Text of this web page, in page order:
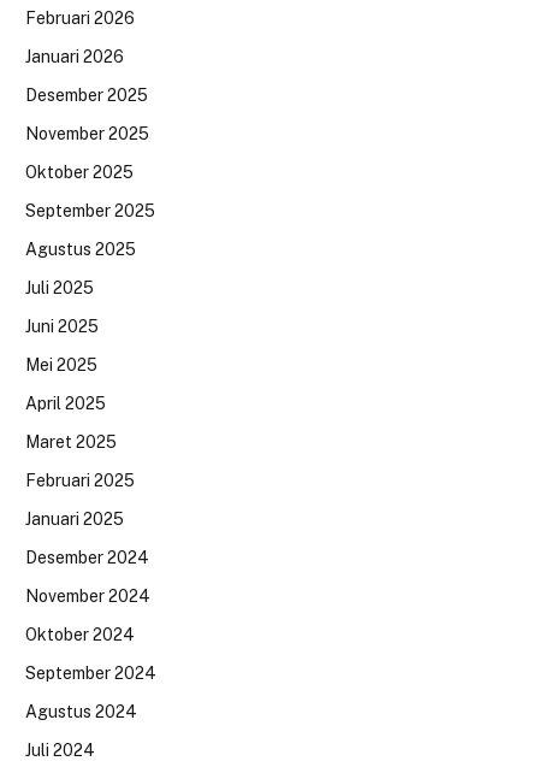
Februari 2026
Januari 2026
Desember 2025
November 2025
Oktober 2025
September 2025
Agustus 2025
Juli 2025
Juni 2025
Mei 2025
April 2025
Maret 2025
Februari 2025
Januari 2025
Desember 2024
November 2024
Oktober 2024
September 2024
Agustus 2024
Juli 2024